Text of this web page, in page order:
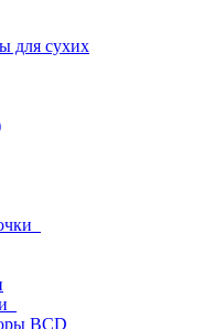
для сухих
BCD